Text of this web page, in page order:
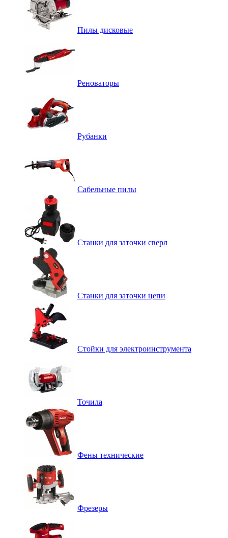
Пилы дисковые
Реноваторы
Рубанки
Сабельные пилы
Станки для заточки сверл
Станки для заточки цепи
Стойки для электроинструмента
Точила
Фены технические
Фрезеры